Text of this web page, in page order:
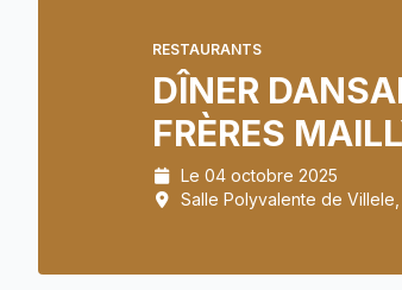
RESTAURANTS
DÎNER
FRÈRES
Le 04 octobre 2025
Salle Polyvalente de